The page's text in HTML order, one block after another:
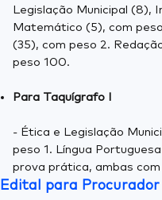
Legislação Municipal (8),
Matemático (5), com
(35), com peso 2.
peso 100.
Para Taquígrafo I
- Ética e Legislação
peso 1. Língua
prova prática, ambas
Edital para Procurador